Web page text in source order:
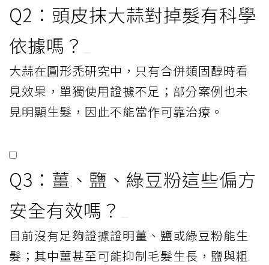
Q2：頭皮抹大蒜對掉髮有科學
依據嗎？
大蒜在圓形禿研究中，只有合併類固醇時看
見效果，單獨使用證據不足；部分案例也未
見明顯生髮，因此不能當作可靠治療。
Q3：薑、鹽、綠豆粉這些偏方
安全有效嗎？
目前沒有足夠證據證明薑、鹽或綠豆粉能生
髮；其中薑甚至可能抑制毛髮生長，鹽與粗